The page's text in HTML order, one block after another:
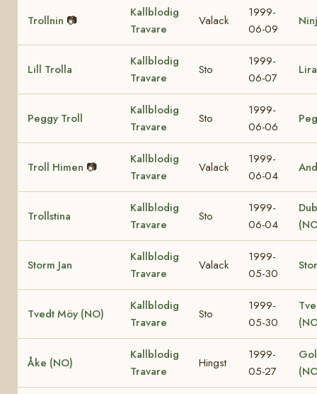
Trollnin 📷
Kallblodig
Travare
Valack
1999-
06-09
Lill Trolla
Kallblodig
Travare
Sto
1999-
06-07
Peggy Troll
Kallblodig
Travare
Sto
1999-
06-06
Troll Himen 📷
Kallblodig
Travare
Valack
1999-
06-04
Trollstina
Kallblodig
Travare
Sto
1999-
06-04
Storm Jan
Kallblodig
Travare
Valack
1999-
05-30
Tvedt Möy (NO)
Kallblodig
Travare
Sto
1999-
05-30
Åke (NO)
Kallblodig
Travare
Hingst
1999-
05-27